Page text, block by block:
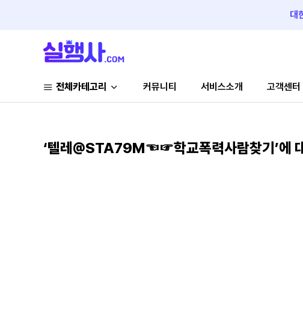
대
전체카테고리 커뮤니티 서비스소개 고객센터
‘텔레@STA79M☜☞학교폭력사람찾기’에